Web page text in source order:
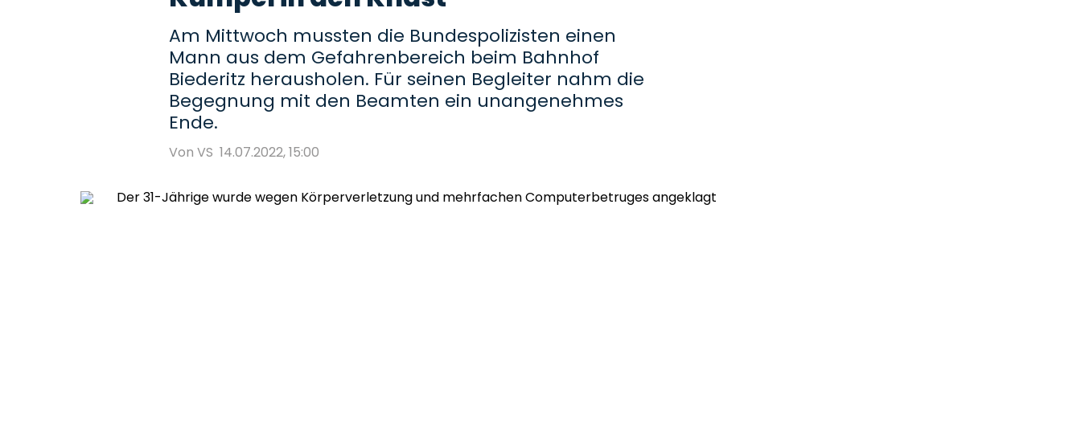
Am Mittwoch mussten die Bundespolizisten einen
Mann aus dem Gefahrenbereich beim Bahnhof
Biederitz herausholen. Für seinen Begleiter nahm die
Begegnung mit den Beamten ein unangenehmes
Ende.
Von VS 14.07.2022, 15:00